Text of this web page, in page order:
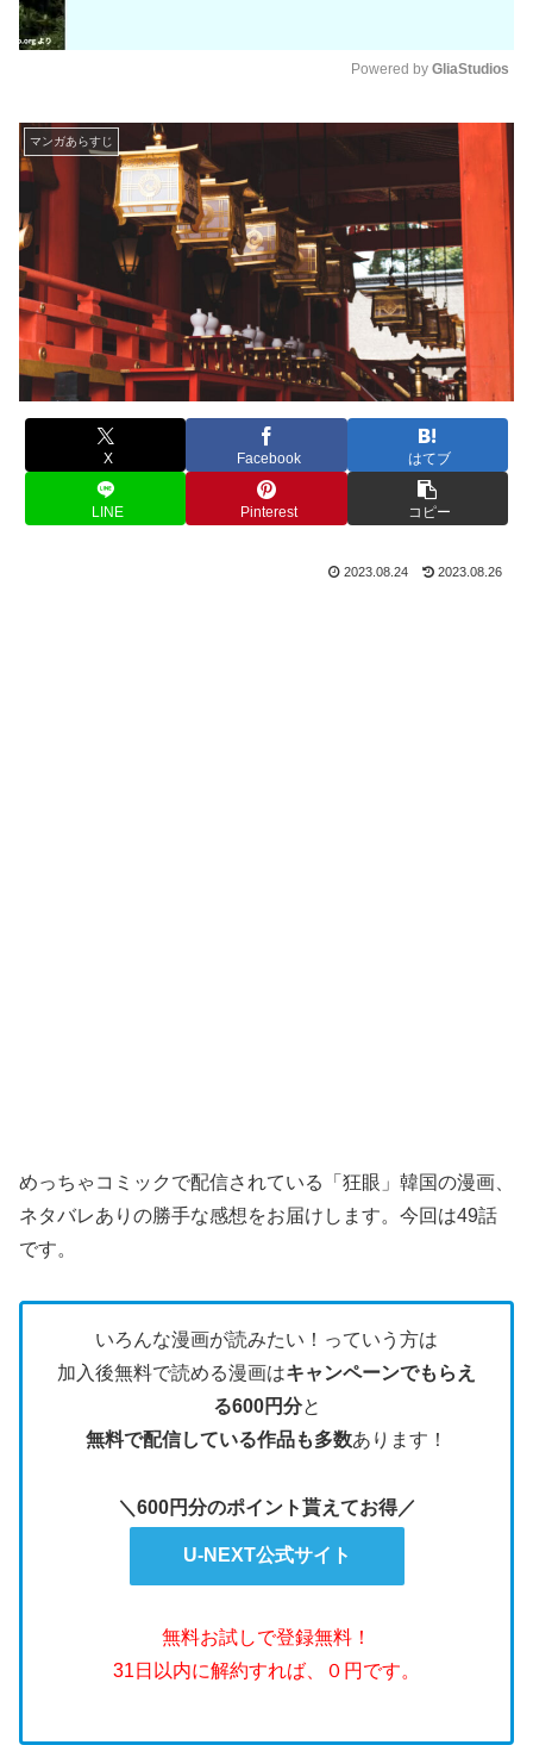
e
Powered by GliaStudios
マンガあらすじ
X Facebook はてブ
LINE Pinterest コピー
2023.08.24 2023.08.26
めっちゃコミックで配信されている「狂眼」韓国の漫画、
ネタバレありの勝手な感想をお届けします。今回は49話
です。
いろんな漫画が読みたい！っていう方は
加入後無料で読める漫画はキャンペーンでもらえ
る600円分と
無料で配信している作品も多数あります！
＼600円分のポイント貰えてお得／
U-NEXT公式サイト
無料お試しで登録無料！
31日以内に解約すれば、０円です。